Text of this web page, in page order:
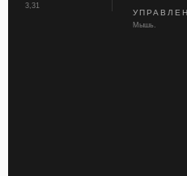
3,31
Мышь.